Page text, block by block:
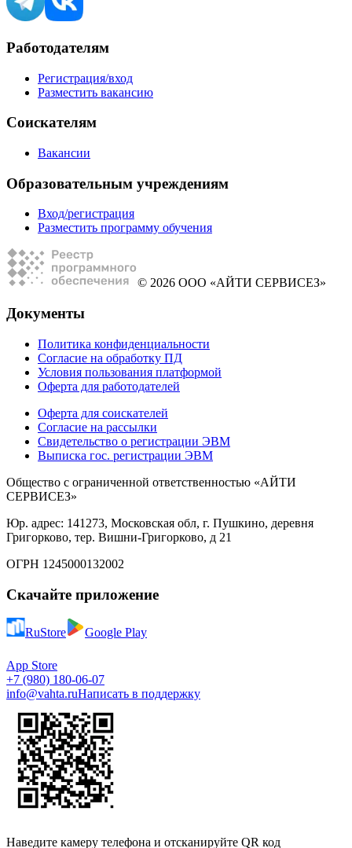
Работодателям
Регистрация/вход
Разместить вакансию
Соискателям
Вакансии
Образовательным учреждениям
Вход/регистрация
Разместить программу обучения
© 2026 ООО «АЙТИ СЕРВИСЕЗ»
Документы
Политика конфиденциальности
Согласие на обработку ПД
Условия пользования платформой
Оферта для работодателей
Оферта для соискателей
Согласие на рассылки
Свидетельство о регистрации ЭВМ
Выписка гос. регистрации ЭВМ
Общество с ограниченной ответственностью «АЙТИ
СЕРВИСЕЗ»
Юр. адрес: 141273, Московская обл, г. Пушкино, деревня
Григорково, тер. Вишни-Григорково, д 21
ОГРН 1245000132002
Скачайте приложение
RuStore Google Play
App Store
+7 (980) 180-06-07
info@vahta.ruНаписать в поддержку
Наведите камеру телефона и отсканируйте QR код